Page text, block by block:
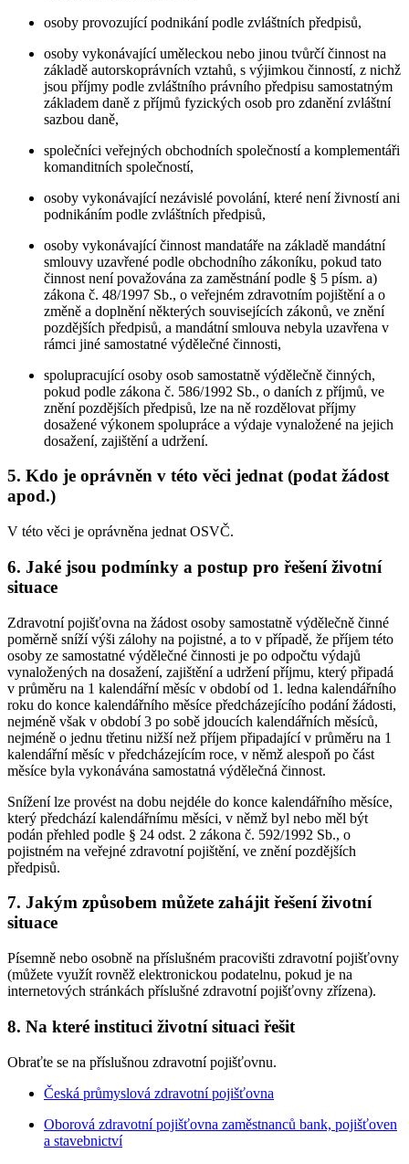
osoby provozující podnikání podle zvláštních předpisů,
osoby vykonávající uměleckou nebo jinou tvůrčí činnost na
základě autorskoprávních vztahů, s výjimkou činností, z nichž
jsou příjmy podle zvláštního právního předpisu samostatným
základem daně z příjmů fyzických osob pro zdanění zvláštní
sazbou daně,
společníci veřejných obchodních společností a komplementáři
komanditních společností,
osoby vykonávající nezávislé povolání, které není živností ani
podnikáním podle zvláštních předpisů,
osoby vykonávající činnost mandatáře na základě mandátní
smlouvy uzavřené podle obchodního zákoníku, pokud tato
činnost není považována za zaměstnání podle § 5 písm. a)
zákona č. 48/1997 Sb., o veřejném zdravotním pojištění a o
změně a doplnění některých souvisejících zákonů, ve znění
pozdějších předpisů, a mandátní smlouva nebyla uzavřena v
rámci jiné samostatné výdělečné činnosti,
spolupracující osoby osob samostatně výdělečně činných,
pokud podle zákona č. 586/1992 Sb., o daních z příjmů, ve
znění pozdějších předpisů, lze na ně rozdělovat příjmy
dosažené výkonem spolupráce a výdaje vynaložené na jejich
dosažení, zajištění a udržení.
5. Kdo je oprávněn v této věci jednat (podat žádost
apod.)
V této věci je oprávněna jednat OSVČ.
6. Jaké jsou podmínky a postup pro řešení životní
situace
Zdravotní pojišťovna na žádost osoby samostatně výdělečně činné
poměrně sníží výši zálohy na pojistné, a to v případě, že příjem této
osoby ze samostatné výdělečné činnosti je po odpočtu výdajů
vynaložených na dosažení, zajištění a udržení příjmu, který připadá
v průměru na 1 kalendářní měsíc v období od 1. ledna kalendářního
roku do konce kalendářního měsíce předcházejícího podání žádosti,
nejméně však v období 3 po sobě jdoucích kalendářních měsíců,
nejméně o jednu třetinu nižší než příjem připadající v průměru na 1
kalendářní měsíc v předcházejícím roce, v němž alespoň po část
měsíce byla vykonávána samostatná výdělečná činnost.
Snížení lze provést na dobu nejdéle do konce kalendářního měsíce,
který předchází kalendářnímu měsíci, v němž byl nebo měl být
podán přehled podle § 24 odst. 2 zákona č. 592/1992 Sb., o
pojistném na veřejné zdravotní pojištění, ve znění pozdějších
předpisů.
7. Jakým způsobem můžete zahájit řešení životní
situace
Písemně nebo osobně na příslušném pracovišti zdravotní pojišťovny
(můžete využít rovněž elektronickou podatelnu, pokud je na
internetových stránkách příslušné zdravotní pojišťovny zřízena).
8. Na které instituci životní situaci řešit
Obraťte se na příslušnou zdravotní pojišťovnu.
Česká průmyslová zdravotní pojišťovna
Oborová zdravotní pojišťovna zaměstnanců bank, pojišťoven
a stavebnictví